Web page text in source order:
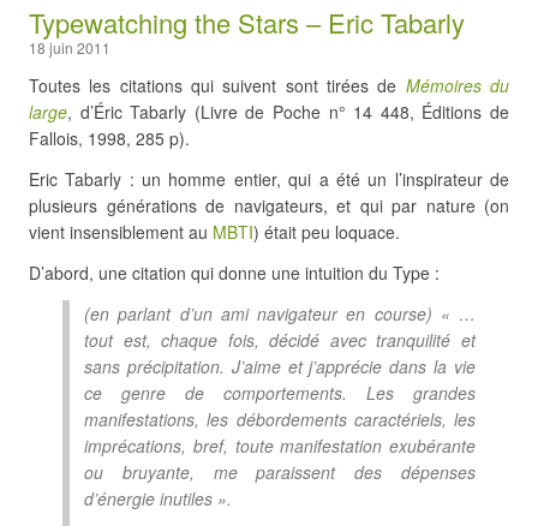
Typewatching the Stars – Eric Tabarly
18 juin 2011
Toutes les citations qui suivent sont tirées de Mémoires du
large, d’Éric Tabarly (Livre de Poche n° 14 448, Éditions de
Fallois, 1998, 285 p).
Eric Tabarly : un homme entier, qui a été un l’inspirateur de
plusieurs générations de navigateurs, et qui par nature (on
vient insensiblement au MBTI) était peu loquace.
D’abord, une citation qui donne une intuition du Type :
(en parlant d’un ami navigateur en course) « …
tout est, chaque fois, décidé avec tranquilité et
sans précipitation. J’aime et j’apprécie dans la vie
ce genre de comportements. Les grandes
manifestations, les débordements caractériels, les
imprécations, bref, toute manifestation exubérante
ou bruyante, me paraissent des dépenses
d’énergie inutiles ».